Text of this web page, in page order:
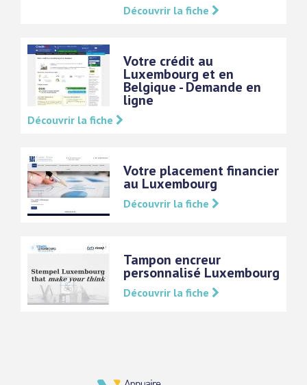
Découvrir la fiche
Votre crédit au
Luxembourg et en
Belgique - Demande en
ligne
Découvrir la fiche
Votre placement financier
au Luxembourg
Découvrir la fiche
Tampon encreur
personnalisé Luxembourg
Découvrir la fiche